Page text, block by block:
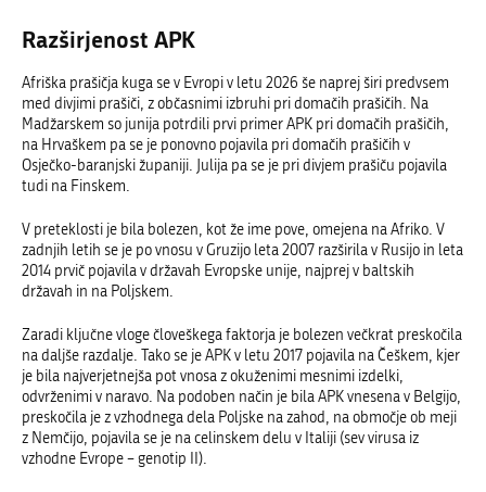
Razširjenost APK
Afriška prašičja kuga se v Evropi v letu 2026 še naprej širi predvsem
med divjimi prašiči, z občasnimi izbruhi pri domačih prašičih. Na
Madžarskem so junija potrdili prvi primer APK pri domačih prašičih,
na Hrvaškem pa se je ponovno pojavila pri domačih prašičih v
Osječko-baranjski županiji. Julija pa se je pri divjem prašiču pojavila
tudi na Finskem.
V preteklosti je bila bolezen, kot že ime pove, omejena na Afriko. V
zadnjih letih se je po vnosu v Gruzijo leta 2007 razširila v Rusijo in leta
2014 prvič pojavila v državah Evropske unije, najprej v baltskih
državah in na Poljskem.
Zaradi ključne vloge človeškega faktorja je bolezen večkrat preskočila
na daljše razdalje. Tako se je APK v letu 2017 pojavila na Češkem, kjer
je bila najverjetnejša pot vnosa z okuženimi mesnimi izdelki,
odvrženimi v naravo. Na podoben način je bila APK vnesena v Belgijo,
preskočila je z vzhodnega dela Poljske na zahod, na območje ob meji
z Nemčijo, pojavila se je na celinskem delu v Italiji (sev virusa iz
vzhodne Evrope – genotip II).